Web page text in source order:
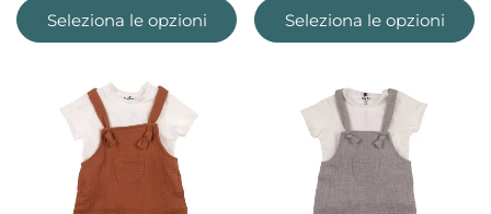
Seleziona le opzioni Seleziona le opzioni